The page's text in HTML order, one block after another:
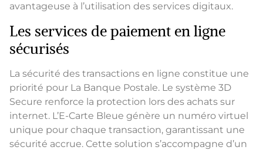
avantageuse à l’utilisation des services digitaux.
Les services de paiement en ligne
sécurisés
La sécurité des transactions en ligne constitue une
priorité pour La Banque Postale. Le système 3D
Secure renforce la protection lors des achats sur
internet. L’E-Carte Bleue génère un numéro virtuel
unique pour chaque transaction, garantissant une
sécurité accrue. Cette solution s’accompagne d’un